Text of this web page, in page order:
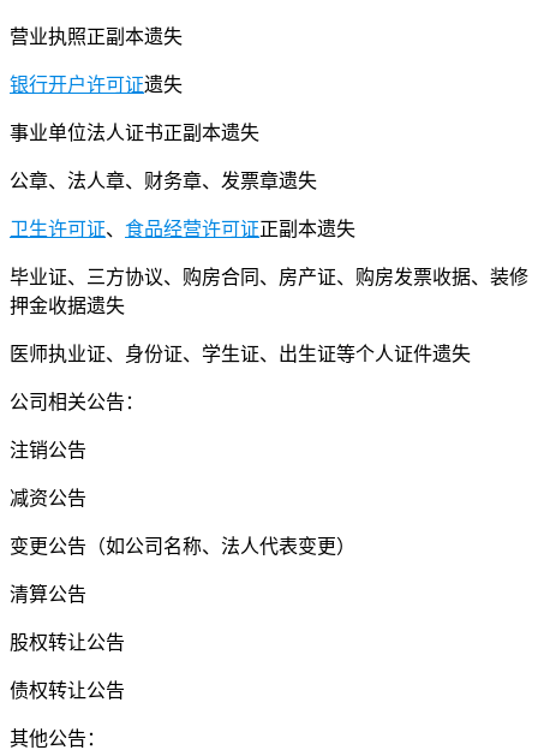
营业执照正副本遗失
银行开户许可证遗失
事业单位法人证书正副本遗失
公章、法人章、财务章、发票章遗失
卫生许可证、 食品经营许可证正副本遗失
毕业证、三方协议、购房合同、房产证、购房发票收据、装修
押金收据遗失
医师执业证、身份证、学生证、出生证等个人证件遗失
公司相关公告：
注销公告
减资公告
变更公告（如公司名称、法人代表变更）
清算公告
股权转让公告
债权转让公告
其他公告：